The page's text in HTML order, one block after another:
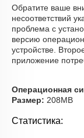
Обратите ваше
несоответствий
проблема с
версию
устройстве.
приложение
Операционная
Размер: 208MB
Статистика: